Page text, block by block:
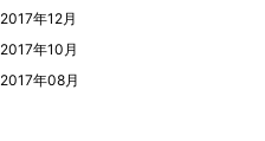
2017年12月
2017年10月
2017年08月